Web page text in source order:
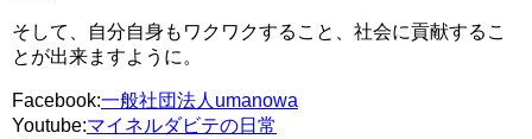
そして、自分自身もワクワクすること、社会に貢献するこ
とが出来ますように。
Facebook:一般社団法人umanowa
Youtube:マイネルダビテの日常